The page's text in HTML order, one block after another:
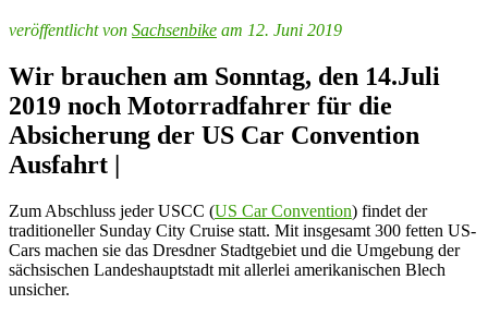
veröffentlicht von Sachsenbike am 12. Juni 2019
Wir brauchen am Sonntag, den 14.Juli
2019 noch Motorradfahrer für die
Absicherung der US Car Convention
Ausfahrt |
Zum Abschluss jeder USCC (US Car Convention) findet der
traditioneller Sunday City Cruise statt. Mit insgesamt 300 fetten US-
Cars machen sie das Dresdner Stadtgebiet und die Umgebung der
sächsischen Landeshauptstadt mit allerlei amerikanischen Blech
unsicher.